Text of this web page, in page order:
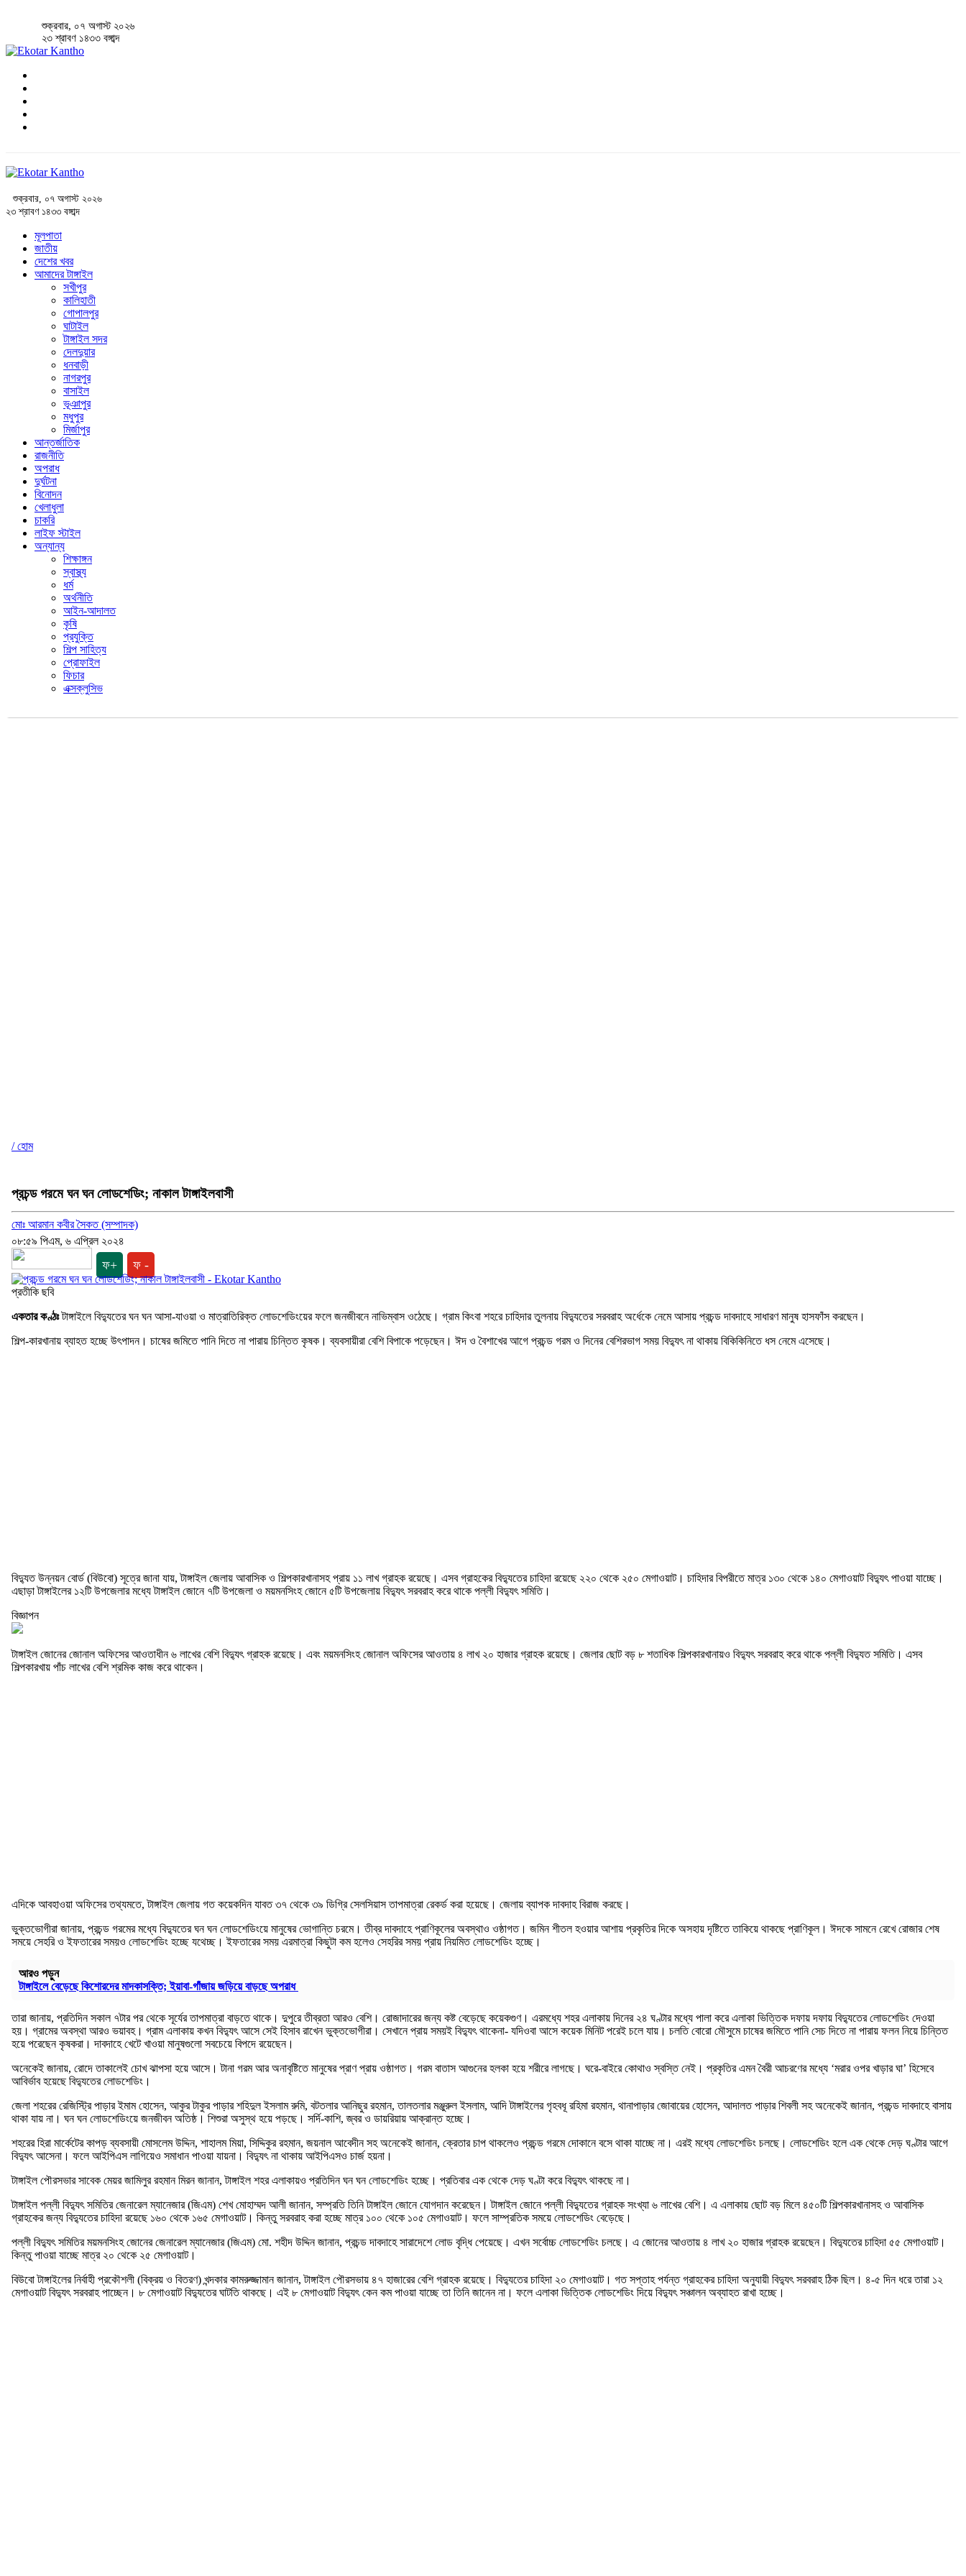
শুক্রবার, ০৭ অগাস্ট ২০২৬
২৩ শ্রাবণ ১৪৩৩ বঙ্গাব্দ
শুক্রবার, ০৭ অগাস্ট ২০২৬
২৩ শ্রাবণ ১৪৩৩ বঙ্গাব্দ
মূলপাতা
জাতীয়
দেশের খবর
আমাদের টাঙ্গাইল
সখীপুর
কালিহাতী
গোপালপুর
ঘাটাইল
টাঙ্গাইল সদর
দেলদুয়ার
ধনবাড়ী
নাগরপুর
বাসাইল
ভূঞাপুর
মধুপুর
মির্জাপুর
আন্তর্জাতিক
রাজনীতি
অপরাধ
দুর্ঘটনা
বিনোদন
খেলাধুলা
চাকরি
লাইফ স্টাইল
অন্যান্য
শিক্ষাঙ্গন
স্বাস্থ্য
ধর্ম
অর্থনীতি
আইন-আদালত
কৃষি
প্রযুক্তি
শিল্প সাহিত্য
প্রোফাইল
ফিচার
এক্সক্লুসিভ
/ হোম
প্রচন্ড গরমে ঘন ঘন লোডশেডিং; নাকাল টাঙ্গাইলবাসী
মোঃ আরমান কবীর সৈকত (সম্পাদক)
০৮:৫৯ পিএম, ৬ এপ্রিল ২০২৪
ফ+ ফ -
প্রতীকি ছবি
একতার কণ্ঠঃটাঙ্গাইলে বিদ্যুতের ঘন ঘন আসা-যাওয়া ও মাত্রাতিরিক্ত লোডশেডিংয়ের ফলে জনজীবনে নাভিম্বাস ওঠেছে। গ্রাম কিংবা শহরে চাহিদার তুলনায় বিদ্যুতের সরবরাহ অর্ধেকে নেমে আসায় প্রচন্ড দাবদাহে সাধারণ মানুষ হাসফাঁস করছেন।
শিল্প-কারখানায় ব্যাহত হচ্ছে উৎপাদন। চাষের জমিতে পানি দিতে না পারায় চিন্তিত কৃষক। ব্যবসায়ীরা বেশি বিপাকে পড়েছেন। ঈদ ও বৈশাখের আগে প্রচন্ড গরম ও দিনের বেশিরভাগ সময় বিদ্যুৎ না থাকায় বিকিকিনিতে ধস নেমে এসেছে।
বিদ্যুত উন্নয়ন বোর্ড (বিউবো) সূত্রে জানা যায়, টাঙ্গাইল জেলায় আবাসিক ও শিল্পকারখানাসহ প্রায় ১১ লাখ গ্রাহক রয়েছে। এসব গ্রাহকের বিদ্যুতের চাহিদা রয়েছে ২২০ থেকে ২৫০ মেগাওয়াট। চাহিদার বিপরীতে মাত্র ১৩০ থেকে ১৪০ মেগাওয়াট বিদ্যুৎ পাওয়া যাচ্ছে।
এছাড়া টাঙ্গাইলের ১২টি উপজেলার মধ্যে টাঙ্গাইল জোনে ৭টি উপজেলা ও ময়মনসিংহ জোনে ৫টি উপজেলায় বিদ্যুৎ সরবরাহ করে থাকে পল্লী বিদ্যুৎ সমিতি।
বিজ্ঞাপন
টাঙ্গাইল জোনের জোনাল অফিসের আওতাধীন ৬ লাখের বেশি বিদ্যুৎ গ্রাহক রয়েছে। এবং ময়মনসিংহ জোনাল অফিসের আওতায় ৪ লাখ ২০ হাজার গ্রাহক রয়েছে। জেলার ছোট বড় ৮ শতাধিক শিল্পকারখানায়ও বিদ্যুৎ সরবরাহ করে থাকে পল্লী বিদ্যুত সমিতি। এসব
শিল্পকারখায় পাঁচ লাখের বেশি শ্রমিক কাজ করে থাকেন।
এদিকে আবহাওয়া অফিসের তথ্যমতে, টাঙ্গাইল জেলায় গত কয়েকদিন যাবত ৩৭ থেকে ৩৯ ডিগ্রি সেলসিয়াস তাপমাত্রা রেকর্ড করা হয়েছে। জেলায় ব্যাপক দাবদাহ বিরাজ করছে।
ভুক্তভোগীরা জানায়, প্রচন্ড গরমের মধ্যে বিদ্যুতের ঘন ঘন লোডশেডিংয়ে মানুষের ভোগান্তি চরমে। তীব্র দাবদাহে প্রাণিকূলের অবস্থাও ওষ্ঠাগত। জমিন শীতল হওয়ার আশায় প্রকৃতির দিকে অসহায় দৃষ্টিতে তাকিয়ে থাকছে প্রাণিকূল। ঈদকে সামনে রেখে রোজার শেষ
সময়ে সেহরি ও ইফতারের সময়ও লোডশেডিং হচ্ছে যথেচ্ছ। ইফতারের সময় এরমাত্রা কিছুটা কম হলেও সেহরির সময় প্রায় নিয়মিত লোডশেডিং হচ্ছে।
আরও পড়ুন
টাঙ্গাইলে বেড়েছে কিশোরদের মাদকাসক্তি; ইয়াবা-গাঁজায় জড়িয়ে বাড়ছে অপরাধ
তারা জানায়, প্রতিদিন সকাল ৭টার পর থেকে সূর্যের তাপমাত্রা বাড়তে থাকে। দুপুরে তীব্রতা আরও বেশি। রোজাদারের জন্য কষ্ট বেড়েছে কয়েকগুণ। এরমধ্যে শহর এলাকায় দিনের ২৪ ঘণ্টার মধ্যে পালা করে এলাকা ভিত্তিক দফায় দফায় বিদ্যুতের লোডশেডিং দেওয়া
হয়। গ্রামের অবস্থা আরও ভয়াবহ। গ্রাম এলাকায় কখন বিদ্যুৎ আসে সেই হিসাব রাখেন ভুক্তভোগীরা। সেখানে প্রায় সময়ই বিদ্যুৎ থাকেনা- যদিওবা আসে কয়েক মিনিট পরেই চলে যায়। চলতি বোরো মৌসুমে চাষের জমিতে পানি সেচ দিতে না পারায় ফলন নিয়ে চিন্তিত
হয়ে পরেছেন কৃষকরা। দাবদাহে খেটে খাওয়া মানুষগুলো সবচেয়ে বিপদে রয়েছেন।
অনেকেই জানায়, রোদে তাকালেই চোখ ঝাপসা হয়ে আসে। টানা গরম আর অনাবৃষ্টিতে মানুষের প্রাণ প্রায় ওষ্ঠাগত। গরম বাতাস আগুনের হলকা হয়ে শরীরে লাগছে। ঘরে-বাইরে কোথাও স্বস্তি নেই। প্রকৃতির এমন বৈরী আচরণের মধ্যে ‘মরার ওপর খাড়ার ঘা’ হিসেবে
আবির্ভাব হয়েছে বিদ্যুতের লোডশেডিং।
জেলা শহরের রেজিস্ট্রি পাড়ার ইমাম হোসেন, আকুর টাকুর পাড়ার শহিদুল ইসলাম রুমি, বটতলার আনিছুর রহমান, তালতলার মঞ্জুরুল ইসলাম, আদি টাঙ্গাইলের গৃহবধূ রহিমা রহমান, থানাপাড়ার জোবায়ের হোসেন, আদালত পাড়ার শিবলী সহ অনেকেই জানান, প্রচন্ড দাবদাহে বাসায়
থাকা যায় না। ঘন ঘন লোডশেডিংয়ে জনজীবন অতিষ্ঠ। শিশুরা অসুস্থ হয়ে পড়ছে। সর্দি-কাশি, জ্বর ও ডায়রিয়ায় আক্রান্ত হচ্ছে।
শহরের হিরা মার্কেটের কাপড় ব্যবসায়ী মোসলেম উদ্দিন, শাহালম মিয়া, সিদ্দিকুর রহমান, জয়নাল আবেদীন সহ অনেকেই জানান, ক্রেতার চাপ থাকলেও প্রচন্ড গরমে দোকানে বসে থাকা যাচ্ছে না। এরই মধ্যে লোডশেডিং চলছে। লোডশেডিং হলে এক থেকে দেড় ঘণ্টার আগে
বিদ্যুৎ আসেনা। ফলে আইপিএস লাগিয়েও সমাধান পাওয়া যায়না। বিদ্যুৎ না থাকায় আইপিএসও চার্জ হয়না।
টাঙ্গাইল পৌরসভার সাবেক মেয়র জামিলুর রহমান মিরন জানান, টাঙ্গাইল শহর এলাকায়ও প্রতিদিন ঘন ঘন লোডশেডিং হচ্ছে। প্রতিবার এক থেকে দেড় ঘণ্টা করে বিদ্যুৎ থাকছে না।
টাঙ্গাইল পল্লী বিদ্যুৎ সমিতির জেনারেল ম্যানেজার (জিএম) শেখ মোহাম্মদ আলী জানান, সম্প্রতি তিনি টাঙ্গাইল জোনে যোগদান করেছেন। টাঙ্গাইল জোনে পল্লী বিদ্যুতের গ্রাহক সংখ্যা ৬ লাখের বেশি। এ এলাকায় ছোট বড় মিলে ৪৫০টি শিল্পকারখানাসহ ও আবাসিক
গ্রাহকের জন্য বিদ্যুতের চাহিদা রয়েছে ১৬০ থেকে ১৬৫ মেগাওয়াট। কিন্তু সরবরাহ করা হচ্ছে মাত্র ১০০ থেকে ১০৫ মেগাওয়াট। ফলে সাম্প্রতিক সময়ে লোডশেডিং বেড়েছে।
পল্লী বিদ্যুৎ সমিতির ময়মনসিংহ জোনের জেনারেল ম্যানেজার (জিএম) মো. শহীদ উদ্দিন জানান, প্রচন্ড দাবদাহে সারাদেশে লোড বৃদ্ধি পেয়েছে। এখন সর্বোচ্চ লোডশেডিং চলছে। এ জোনের আওতায় ৪ লাখ ২০ হাজার গ্রাহক রয়েছেন। বিদ্যুতের চাহিদা ৫৫ মেগাওয়াট।
কিন্তু পাওয়া যাচ্ছে মাত্র ২০ থেকে ২৫ মেগাওয়াট।
বিউবো টাঙ্গাইলের নির্বাহী প্রকৌশলী (বিক্রয় ও বিতরণ) খন্দকার কামরুজ্জামান জানান, টাঙ্গাইল পৌরসভায় ৪৭ হাজারের বেশি গ্রাহক রয়েছে। বিদ্যুতের চাহিদা ২০ মেগাওয়াট। গত সপ্তাহ পর্যন্ত গ্রাহকের চাহিদা অনুযায়ী বিদ্যুৎ সরবরাহ ঠিক ছিল। ৪-৫ দিন ধরে তারা ১২
মেগাওয়াট বিদ্যুৎ সরবরাহ পাচ্ছেন। ৮ মেগাওয়াট বিদ্যুতের ঘাটতি থাকছে। এই ৮ মেগাওয়াট বিদ্যুৎ কেন কম পাওয়া যাচ্ছে তা তিনি জানেন না। ফলে এলাকা ভিত্তিক লোডশেডিং দিয়ে বিদ্যুৎ সঞ্চালন অব্যাহত রাখা হচ্ছে।